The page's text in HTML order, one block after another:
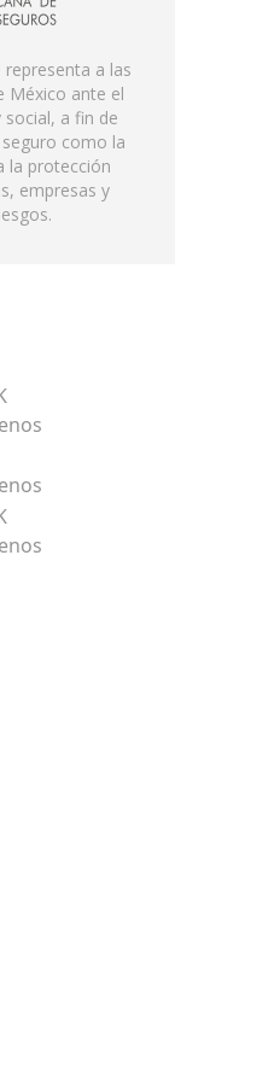
a las
México ante el
a fin de
como la
la protección
empresas y